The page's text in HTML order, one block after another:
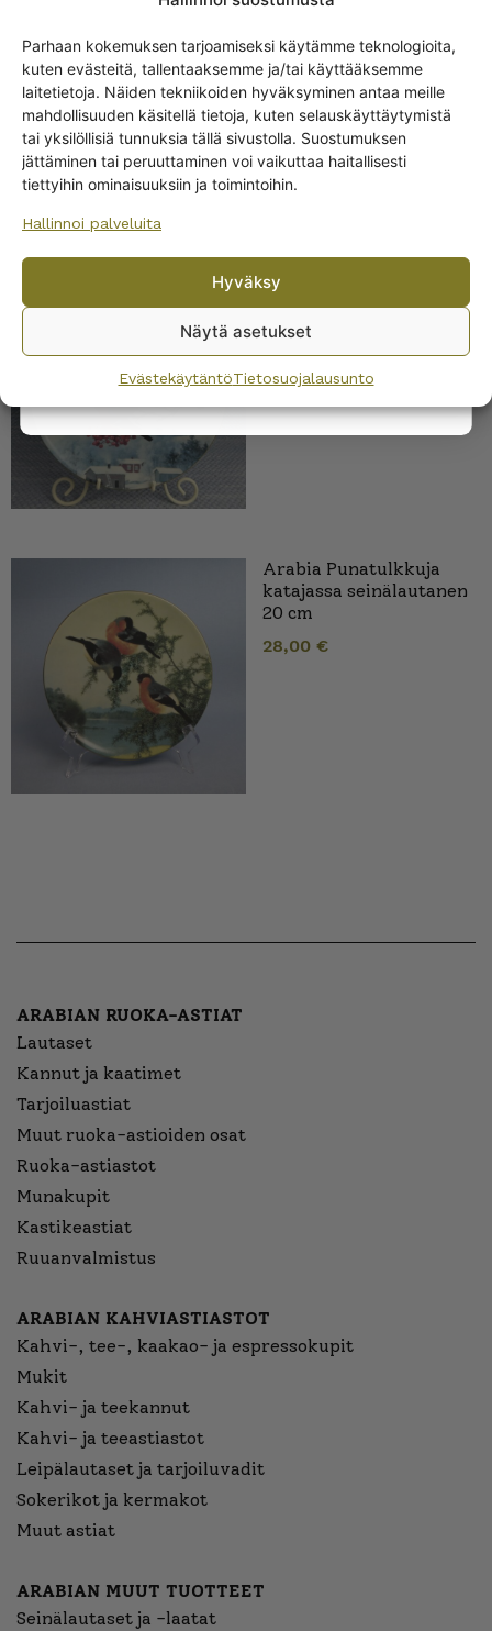
Parhaan kokemuksen tarjoamiseksi käytämme teknologioita,
kuten evästeitä, tallentaaksemme ja/tai käyttääksemme
laitetietoja. Näiden tekniikoiden hyväksyminen antaa meille
mahdollisuuden käsitellä tietoja, kuten selauskäyttäytymistä
tai yksilöllisiä tunnuksia tällä sivustolla. Suostumuksen
jättäminen tai peruuttaminen voi vaikuttaa haitallisesti
tiettyihin ominaisuuksiin ja toimintoihin.
Hallinnoi palveluita
Hyväksy
Näytä asetukset
EvästekäytäntöTietosuojalausunto
SAMANKALTAISET TUOTTEET
Arabia Punatulkkuja
pihlajassa seinälautanen
20 cm
Arabia Punatulkkuja
katajassa seinälautanen
20 cm
28,00 €
ARABIAN RUOKA-ASTIAT
Lautaset
Kannut ja kaatimet
Tarjoiluastiat
Muut ruoka-astioiden osat
Ruoka-astiastot
Munakupit
Kastikeastiat
Ruuanvalmistus
ARABIAN KAHVIASTIASTOT
Kahvi-, tee-, kaakao- ja espressokupit
Mukit
Kahvi- ja teekannut
Kahvi- ja teeastiastot
Leipälautaset ja tarjoiluvadit
Sokerikot ja kermakot
Muut astiat
ARABIAN MUUT TUOTTEET
Seinälautaset ja -laatat
Get -5%
off?
Yes! I want the discount
By subscribing to the newsletter, you consent to receiving messages from
privacy policy.